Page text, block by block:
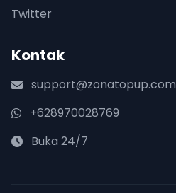
Twitter
Kontak
support@zonatopup.com
+628970028769
Buka 24/7